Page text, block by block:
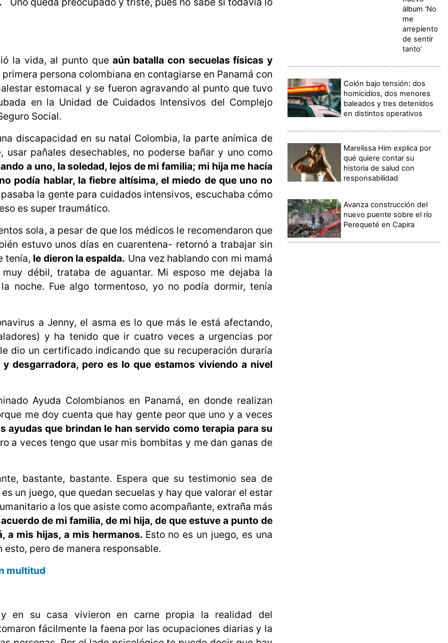
la vida, al punto queaún batalla con secuelas físicas y
persona colombiana en contagiarse en Panamá con
estomacal y se fueron agravando al punto que tuvo
en la Unidad de Cuidados Intensivos del Complejo
Social.
discapacidad en su natal Colombia, la parte anímica de
usar pañales desechables, no poderse bañar y uno como
a uno, la soledad, lejos de mi familia; mi hija me hacía
podía hablar, la fiebre altísima, el miedo de que uno no
la gente para cuidados intensivos, escuchaba cómo
es super traumático.
sola, a pesar de que los médicos le recomendaron que
estuvo unos días en cuarentena- retornó a trabajar sin
tenía, le dieron la espalda. Una vez hablando con mi mamá
débil, trataba de aguantar. Mi esposo me dejaba la
noche. Fue algo tormentoso, yo no podía dormir, tenía
a Jenny, el asma es lo que más le está afectando,
y ha tenido que ir cuatro veces a urgencias por
dio un certificado indicando que su recuperación duraría
y desgarradora, pero es lo que estamos viviendo a nivel
Ayuda Colombianos en Panamá, en donde realizan
me doy cuenta que hay gente peor que uno y a veces
ayudas que brindan le han servido como terapia para su
a veces tengo que usar mis bombitas y me dan ganas de
bastante, bastante. Espera que su testimonio sea de
un juego, que quedan secuelas y hay que valorar el estar
a los que asiste como acompañante, extraña más
de mi familia, de mi hija, de que estuve a punto de
a mis hijas, a mis hermanos. Esto no es un juego, es una
pero de manera responsable.
multitud
en su casa vivieron en carne propia la realidad del
fácilmente la faena por las ocupaciones diarias y la
álbum ‘No
me
arrepiento
de sentir
tanto’
Colón bajo tensión: dos
homicidios, dos menores
baleados y tres detenidos
en distintos operativos
Marelissa Him explica por
qué quiere contar su
historia de salud con
responsabilidad
Avanza construcción del
nuevo puente sobre el río
Perequeté en Capira